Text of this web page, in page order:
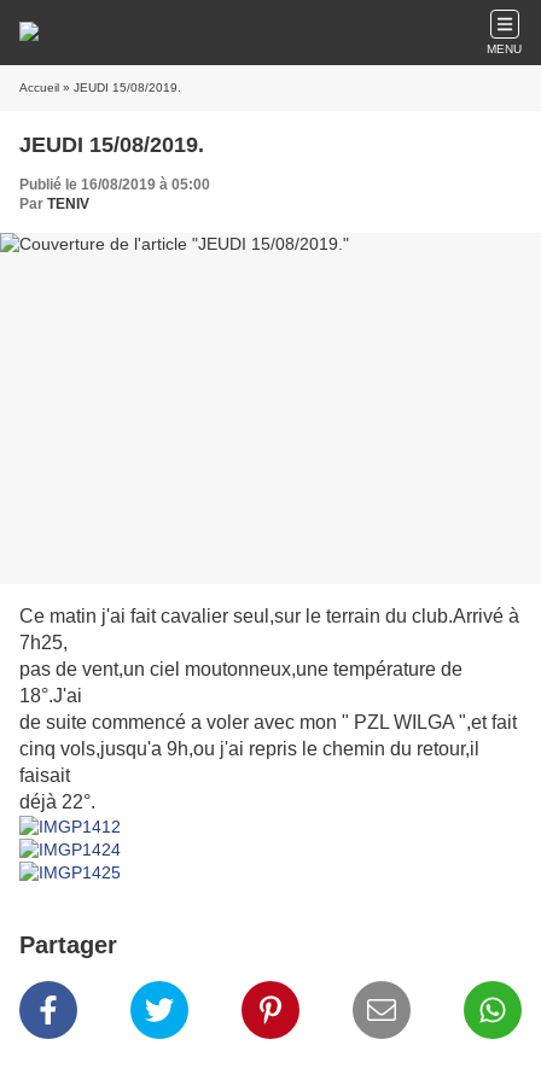
MENU
Accueil » JEUDI 15/08/2019.
JEUDI 15/08/2019.
Publié le 16/08/2019 à 05:00
Par TENIV
Ce matin j'ai fait cavalier seul,sur le terrain du club.Arrivé à
7h25,
pas de vent,un ciel moutonneux,une température de
18°.J'ai
de suite commencé a voler avec mon " PZL WILGA ",et fait
cinq vols,jusqu'a 9h,ou j'ai repris le chemin du retour,il
faisait
déjà 22°.
Partager